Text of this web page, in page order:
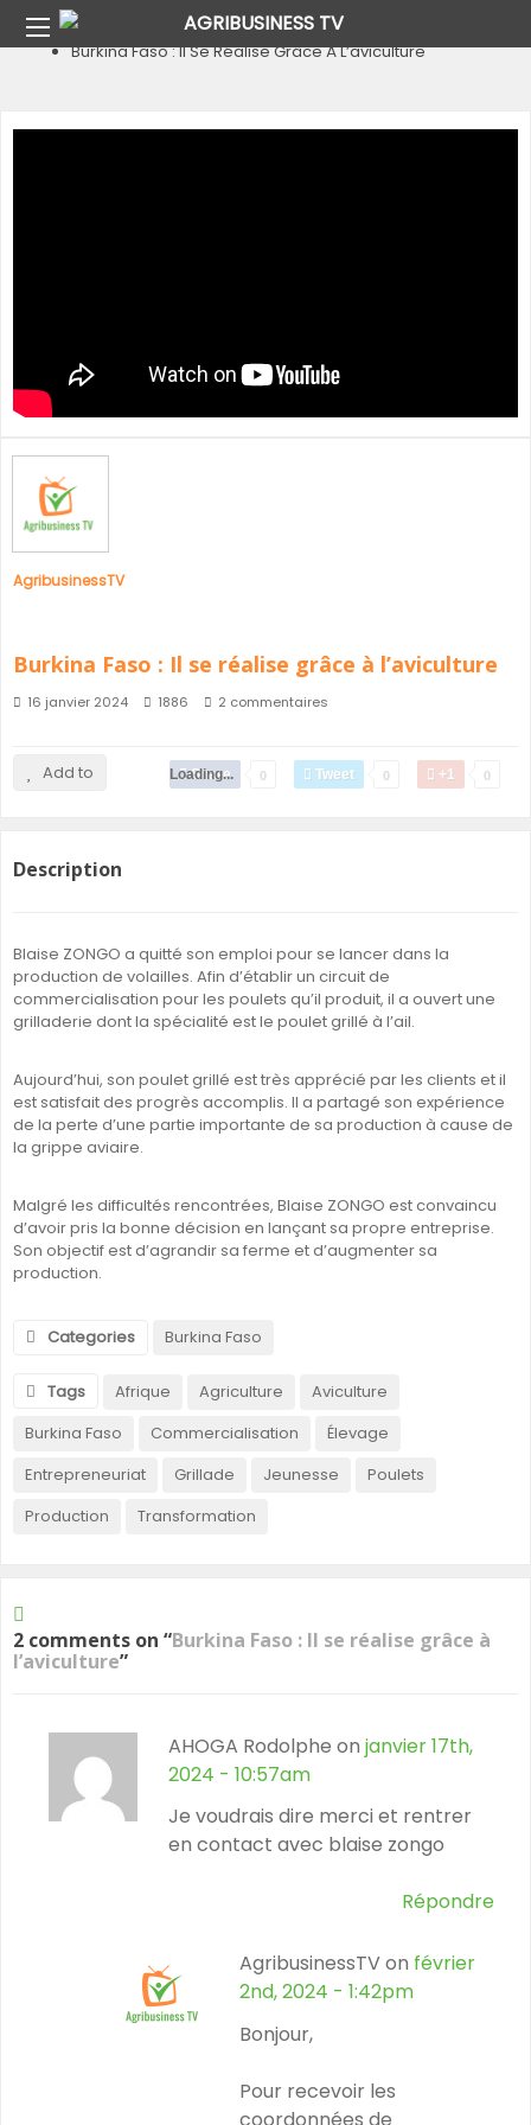
Pays
Burkina Faso
Burkina Faso : Il Se Réalise Grâce À L’aviculture
AgribusinessTV
Burkina Faso : Il se réalise grâce à l’aviculture
16 janvier 2024 1886 2 commentaires
Add to Share 0 Tweet 0 +1 0
Loading...
Description
Blaise ZONGO a quitté son emploi pour se lancer dans la
production de volailles. Afin d’établir un circuit de
commercialisation pour les poulets qu’il produit, il a ouvert une
grilladerie dont la spécialité est le poulet grillé à l’ail.
Aujourd’hui, son poulet grillé est très apprécié par les clients et il
est satisfait des progrès accomplis. Il a partagé son expérience
de la perte d’une partie importante de sa production à cause de
la grippe aviaire.
Malgré les difficultés rencontrées, Blaise ZONGO est convaincu
d’avoir pris la bonne décision en lançant sa propre entreprise.
Son objectif est d’agrandir sa ferme et d’augmenter sa
production.
Categories Burkina Faso
Tags Afrique Agriculture
Aviculture
Burkina Faso
Commercialisation
Élevage
Entrepreneuriat
Grillade Jeunesse
Poulets
Production
Transformation
2 comments on “Burkina Faso : Il se réalise grâce à
l’aviculture”
AHOGA Rodolphe on janvier 17th,
2024 - 10:57am
Je voudrais dire merci et rentrer
en contact avec blaise zongo
Répondre
AgribusinessTV on février
2nd, 2024 - 1:42pm
Bonjour,
Pour recevoir les